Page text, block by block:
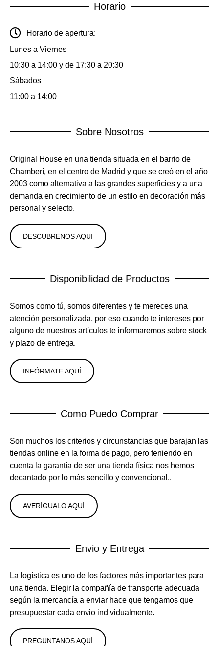
Horario
Horario de apertura:
Lunes a Viernes
10:30 a 14:00 y de 17:30 a 20:30
Sábados
11:00 a 14:00
Sobre Nosotros
Original House en una tienda situada en el barrio de
Chamberí, en el centro de Madrid y que se creó en el año
2003 como alternativa a las grandes superficies y a una
demanda en crecimiento de un estilo en decoración más
personal y selecto.
DESCUBRENOS AQUI
Disponibilidad de Productos
Somos como tú, somos diferentes y te mereces una
atención personalizada, por eso cuando te intereses por
alguno de nuestros artículos te informaremos sobre stock
y plazo de entrega.
INFÓRMATE AQUÍ
Como Puedo Comprar
Son muchos los criterios y circunstancias que barajan las
tiendas online en la forma de pago, pero teniendo en
cuenta la garantía de ser una tienda física nos hemos
decantado por lo más sencillo y convencional..
AVERÍGUALO AQUÍ
Envio y Entrega
La logística es uno de los factores más importantes para
una tienda. Elegir la compañía de transporte adecuada
según la mercancía a enviar hace que tengamos que
presupuestar cada envio individualmente.
PREGUNTANOS AQUÍ